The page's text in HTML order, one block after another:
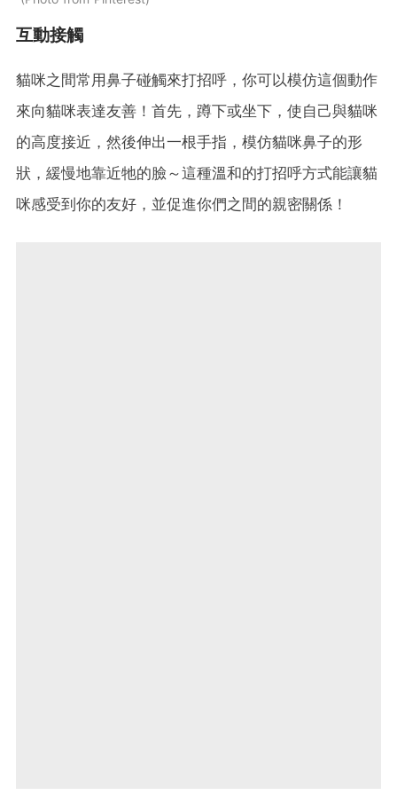
互動接觸
貓咪之間常用鼻子碰觸來打招呼，你可以模仿這個動作
來向貓咪表達友善！首先，蹲下或坐下，使自己與貓咪
的高度接近，然後伸出一根手指，模仿貓咪鼻子的形
狀，緩慢地靠近牠的臉～這種溫和的打招呼方式能讓貓
咪感受到你的友好，並促進你們之間的親密關係！